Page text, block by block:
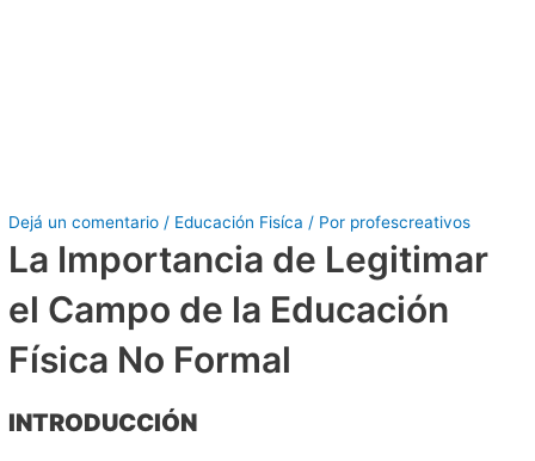
Dejá un comentario / Educación Fisíca / Por profescreativos
La Importancia de Legitimar
el Campo de la Educación
Física No Formal
INTRODUCCIÓN